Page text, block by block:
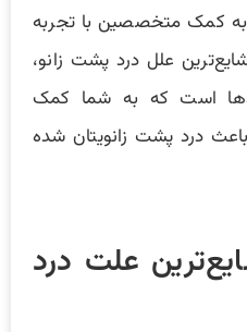
به کمک متخصصین با تجربه
علل درد پشت زانو،
است که به شما کمک
درد پشت زانویتان شده
علت درد